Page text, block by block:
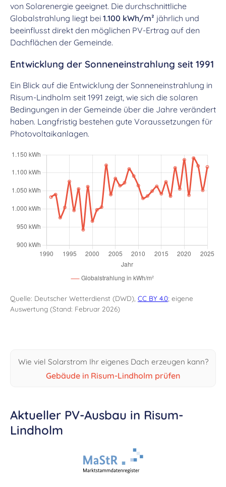
von Solarenergie geeignet. Die durchschnittliche
Globalstrahlung liegt bei 1.100 kWh/m² jährlich und
beeinflusst direkt den möglichen PV-Ertrag auf den
Dachflächen der Gemeinde.
Entwicklung der Sonneneinstrahlung seit 1991
Ein Blick auf die Entwicklung der Sonneneinstrahlung in
Risum-Lindholm seit 1991 zeigt, wie sich die solaren
Bedingungen in der Gemeinde über die Jahre verändert
haben. Langfristig bestehen gute Voraussetzungen für
Photovoltaikanlagen.
Quelle: Deutscher Wetterdienst (DWD), CC BY 4.0; eigene
Auswertung (Stand: Februar 2026)
Wie viel Solarstrom Ihr eigenes Dach erzeugen kann?
Gebäude in Risum-Lindholm prüfen
Aktueller PV-Ausbau in Risum-
Lindholm